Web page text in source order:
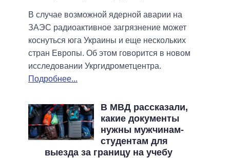
В случае возможной ядерной аварии на
ЗАЭС радиоактивное загрязнение может
коснуться юга Украины и еще нескольких
стран Европы. Об этом говорится в новом
исследовании Укргидрометцентра.
Подробнее...
В МВД рассказали,
какие документы
нужны мужчинам-
студентам для
выезда за границу на учебу